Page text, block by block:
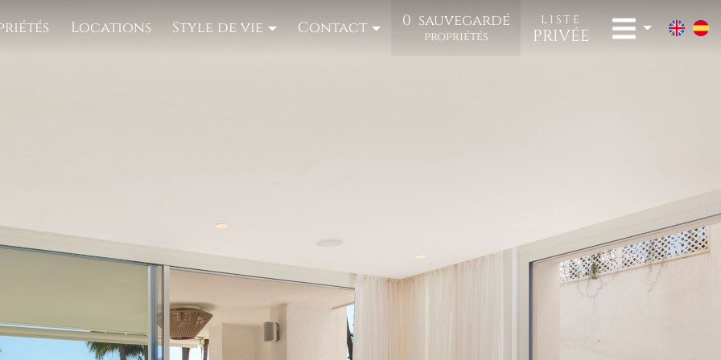
Locations Style de vie Contact 0 sauvegardé
propriétés
LISTE
PRIVÉE